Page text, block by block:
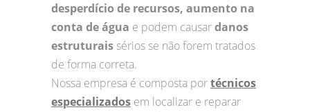
desperdício de recursos, aumento na
conta de água e podem causardanos
estruturais sérios se não forem tratados
de forma correta.
Nossa empresa é composta portécnicos
especializados em localizar e reparar